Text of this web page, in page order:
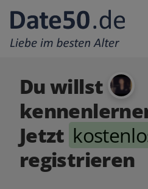
Du willst
Jetzt
registrieren